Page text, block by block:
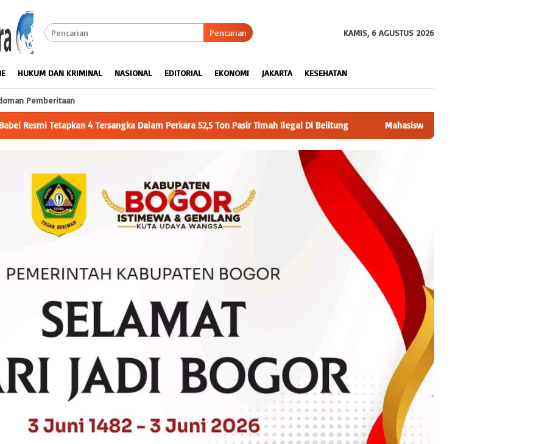
Pencarian KAMIS, 6 AGUSTUS 2026
HUKUM DAN KRIMINAL NASIONAL EDITORIAL EKONOMI JAKARTA KESEHATAN
Pemberitaan
Perkara 52,5 Ton Pasir Timah Ilegal Di Belitung Mahasiswa KKN Berdampak 194 UNMUH Malang Gelar Sosialisasi Materi